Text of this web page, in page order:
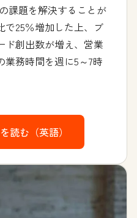
課題を解決することが
で25％増加した上、ブ
ド創出数が増え、営業
務時間を週に5～7時
読む（英語）